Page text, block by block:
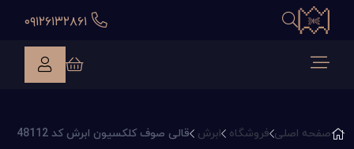
صفحه اصلی فروشگاه ابرش قالی صوف کلکسیون ابرش کد 48112